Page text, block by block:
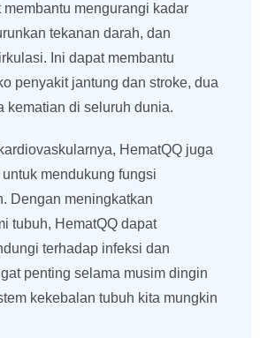
membantu mengurangi kadar
tekanan darah, dan
Ini dapat membantu
penyakit jantung dan stroke, dua
kematian di seluruh dunia.
HematQQ juga
mendukung fungsi
Dengan meningkatkan
tubuh, HematQQ dapat
terhadap infeksi dan
penting selama musim dingin
kekebalan tubuh kita mungkin